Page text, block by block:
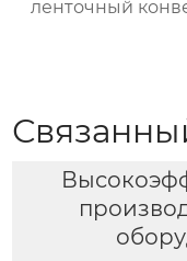
ленточный